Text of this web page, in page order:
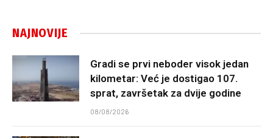
NAJNOVIJE
Gradi se prvi neboder visok jedan
kilometar: Već je dostigao 107.
sprat, završetak za dvije godine
08/08/2026